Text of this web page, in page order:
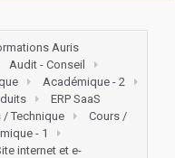
Auris
Audit - Conseil
Académique - 2
ERP SaaS
/ Technique
Cours /
- 1
internet et e-